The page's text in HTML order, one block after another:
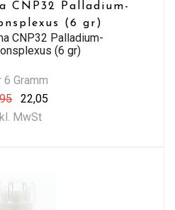
CNP32 Palladium-
(6 gr)
CNP32 Palladium-
(6 gr)
6 Gramm
22,05
MwSt